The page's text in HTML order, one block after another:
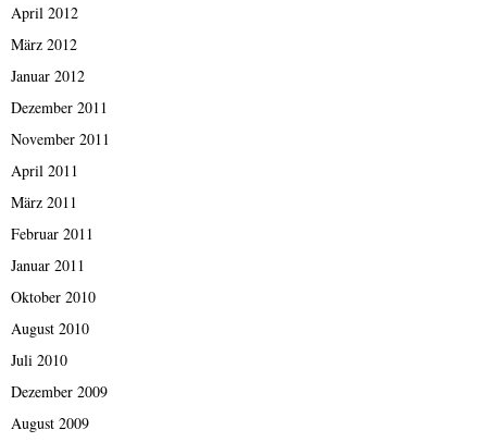
April 2012
März 2012
Januar 2012
Dezember 2011
November 2011
April 2011
März 2011
Februar 2011
Januar 2011
Oktober 2010
August 2010
Juli 2010
Dezember 2009
August 2009